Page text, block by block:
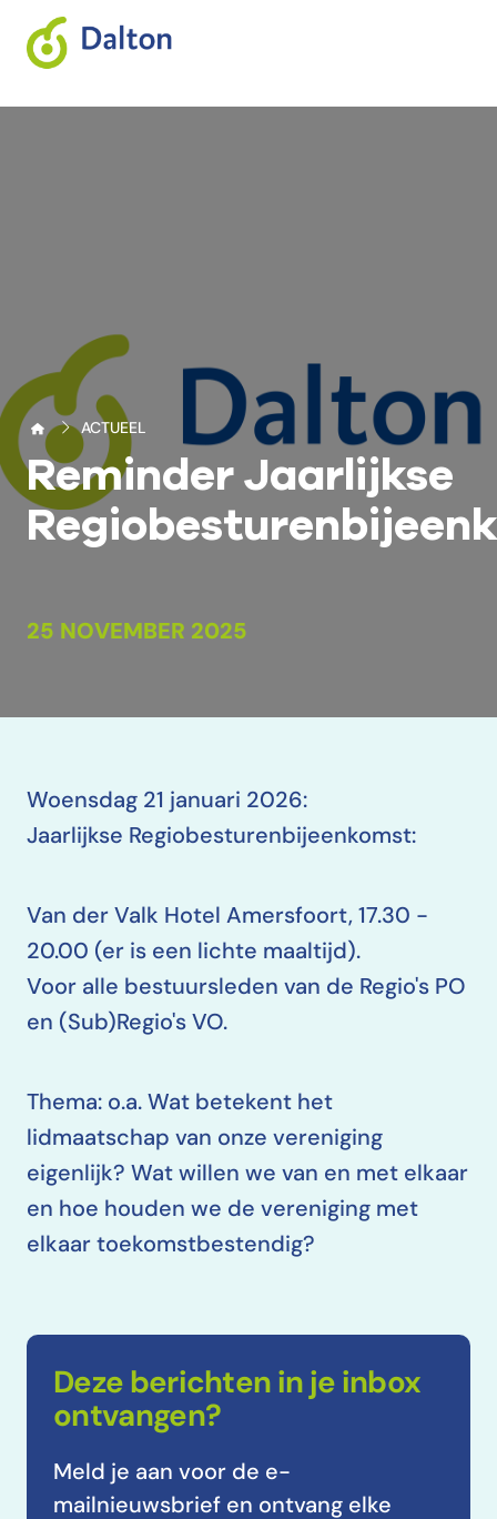
ACTUEEL
Reminder Jaarlijkse
25 NOVEMBER 2025
Woensdag 21 januari 2026:
Jaarlijkse Regiobesturenbijeenkomst:
Van der Valk Hotel Amersfoort, 17.30 -
20.00 (er is een lichte maaltijd).
Voor alle bestuursleden van de Regio's PO
en (Sub)Regio's VO.
Thema: o.a. Wat betekent het
lidmaatschap van onze vereniging
eigenlijk? Wat willen we van en met elkaar
en hoe houden we de vereniging met
elkaar toekomstbestendig?
Deze berichten in je inbox
ontvangen?
Meld je aan voor de e-
mailnieuwsbrief en ontvang elke